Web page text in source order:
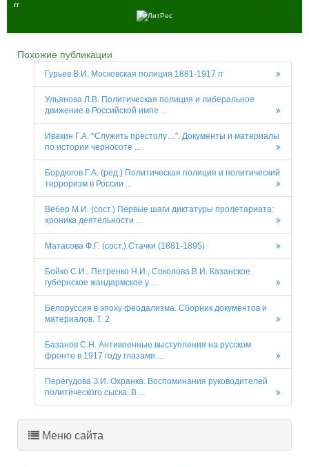
гг
Похожие публикации
Гурьев В.И. Московская полиция 1881-1917 гг
Ульянова Л.В. Политическая полиция и либеральное
движение в Российской импе ...
Ивакин Г.А. ‶Служить престолу…″. Документы и материалы
по истории черносоте ...
Бордюгов Г.А. (ред.) Политическая полиция и политический
терроризм в России ...
Вебер М.И. (сост.) Первые шаги диктатуры пролетариата:
хроника деятельности ...
Матасова Ф.Г. (сост.) Стачки (1881-1895)
Бойко С.И., Петренко Н.И., Соколова В.И. Казанское
губернское жандармское у ...
Белоруссия в эпоху феодализма. Сборник документов и
материалов. Т. 2
Базанов С.Н. Антивоенные выступления на русском
фронте в 1917 году глазами ...
Перегудова З.И. Охранка. Воспоминания руководителей
политического сыска. В ...
Меню сайта